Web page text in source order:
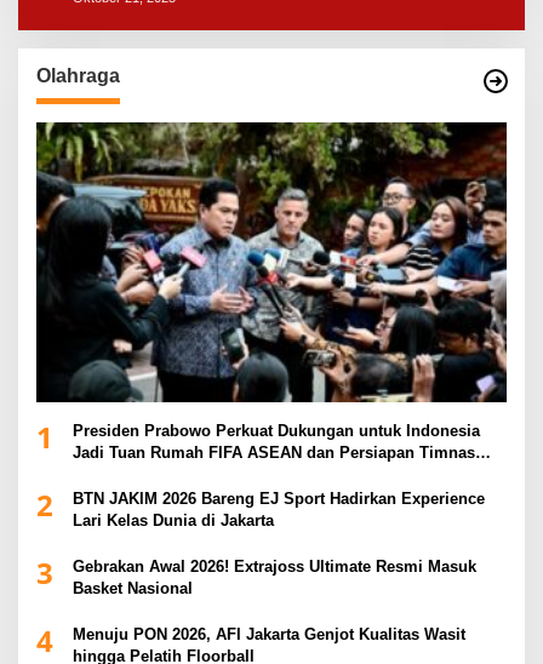
Olahraga
1
Presiden Prabowo Perkuat Dukungan untuk Indonesia
Jadi Tuan Rumah FIFA ASEAN dan Persiapan Timnas
2
BTN JAKIM 2026 Bareng EJ Sport Hadirkan Experience
Lari Kelas Dunia di Jakarta
3
Gebrakan Awal 2026! Extrajoss Ultimate Resmi Masuk
Basket Nasional
4
Menuju PON 2026, AFI Jakarta Genjot Kualitas Wasit
hingga Pelatih Floorball